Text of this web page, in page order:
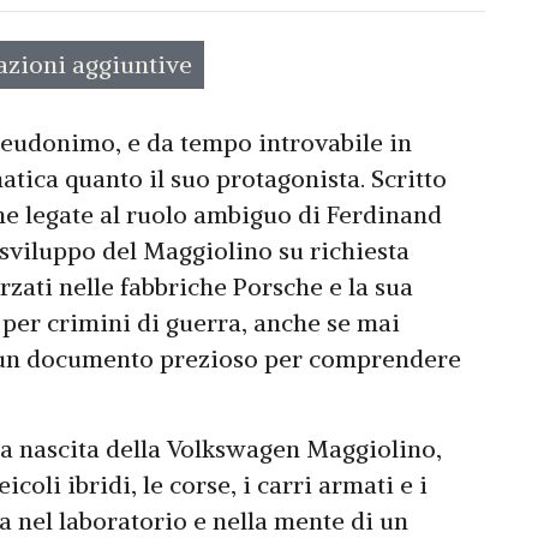
aggiuntive
e da tempo introvabile in
quanto il suo protagonista. Scritto
legate al ruolo ambiguo di Ferdinand
del Maggiolino su richiesta
nelle fabbriche Porsche e la sua
crimini di guerra, anche se mai
documento prezioso per comprendere
nascita della Volkswagen Maggiolino,
ibridi, le corse, i carri armati e i
nel laboratorio e nella mente di un